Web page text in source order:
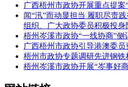
广西梧州市政协开展重点提案
闻“汛”而动显担当 履职尽责
组织、广大政协委员积极投身
梧州岑溪市政协“一线协商”侧
广西梧州市政协引导港澳委
梧州市政协专题调研先进钢铁
梧州岑溪市政协开展“岑事好